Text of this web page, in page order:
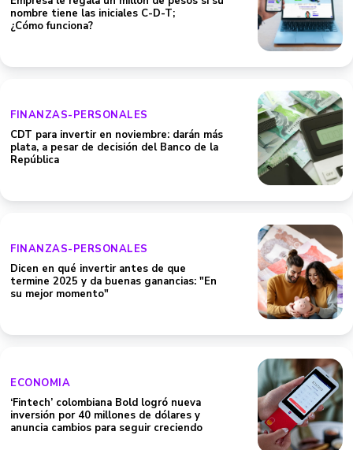
nombre tiene las iniciales C-D-T;
¿Cómo funciona?
FINANZAS-PERSONALES
CDT para invertir en noviembre: darán más
plata, a pesar de decisión del Banco de la
República
FINANZAS-PERSONALES
Dicen en qué invertir antes de que
termine 2025 y da buenas ganancias: "En
su mejor momento"
ECONOMIA
‘Fintech’ colombiana Bold logró nueva
inversión por 40 millones de dólares y
anuncia cambios para seguir creciendo